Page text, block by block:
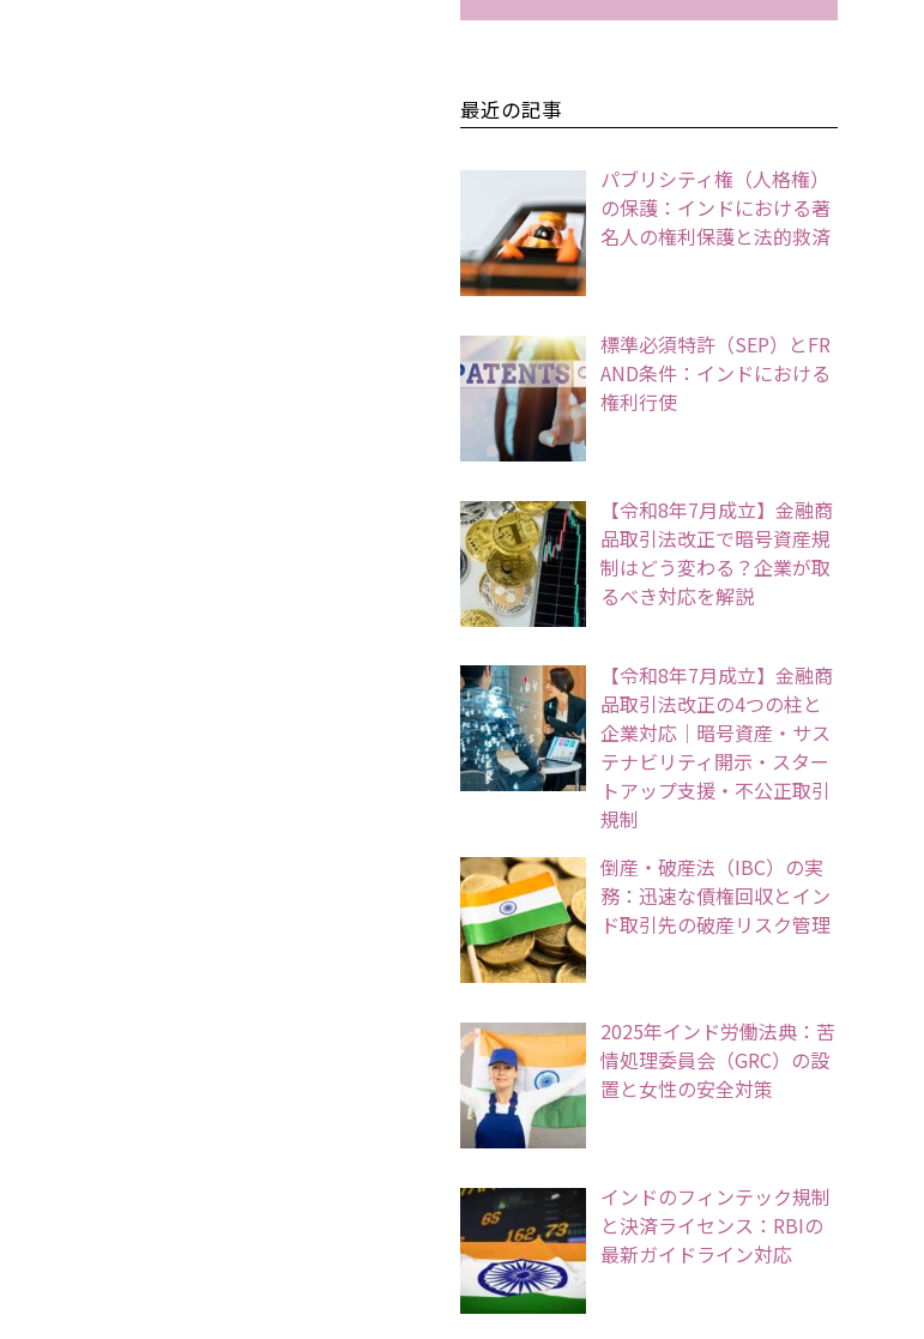
最近の記事
パブリシティ権（人格権）
の保護：インドにおける著
名人の権利保護と法的救済
標準必須特許（SEP）とFR
AND条件：インドにおける
権利行使
【令和8年7月成立】金融商
品取引法改正で暗号資産規
制はどう変わる？企業が取
るべき対応を解説
【令和8年7月成立】金融商
品取引法改正の4つの柱と
企業対応｜暗号資産・サス
テナビリティ開示・スター
トアップ支援・不公正取引
規制
倒産・破産法（IBC）の実
務：迅速な債権回収とイン
ド取引先の破産リスク管理
2025年インド労働法典：苦
情処理委員会（GRC）の設
置と女性の安全対策
インドのフィンテック規制
と決済ライセンス：RBIの
最新ガイドライン対応